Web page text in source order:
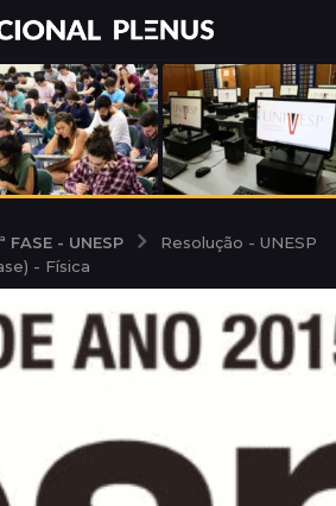
FASE - UNESP
Resolução - UNESP
- Física